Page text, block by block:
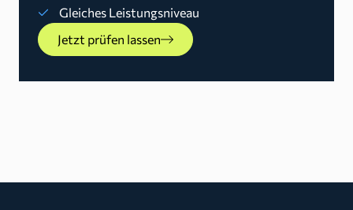
Gleiches Leistungsniveau
Jetzt prüfen lassen